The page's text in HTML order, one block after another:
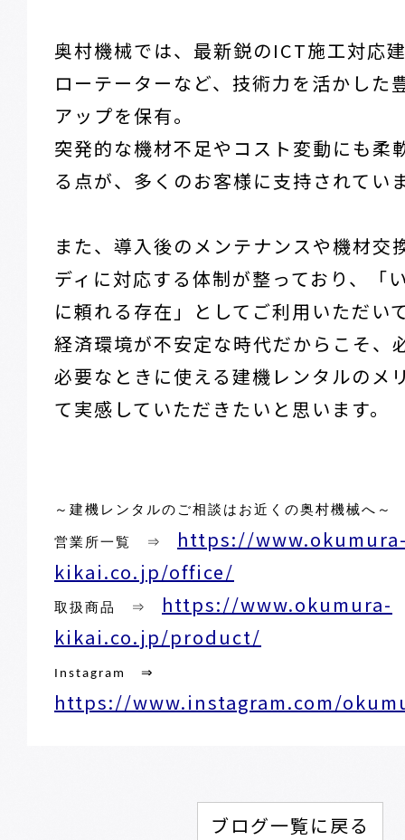
奥村機械では、最新鋭のICT施工対応
ローテーターなど、技術力を活かした
アップを保有。
突発的な機材不足やコスト変動にも柔
る点が、多くのお客様に支持されてい
また、導入後のメンテナンスや機材交
ディに対応する体制が整っており、「
に頼れる存在」としてご利用いただい
経済環境が不安定な時代だからこそ、
必要なときに使える建機レンタルのメ
て実感していただきたいと思います。
～建機レンタルのご相談はお近くの奥村機械へ～
営業所一覧 ⇒
https://
kikai.co.jp/office/
取扱商品 ⇒
https://www.okumura-
kikai.co.jp/product/
Instagram ⇒
https://www.instagram.com/
ブログ一覧に戻る